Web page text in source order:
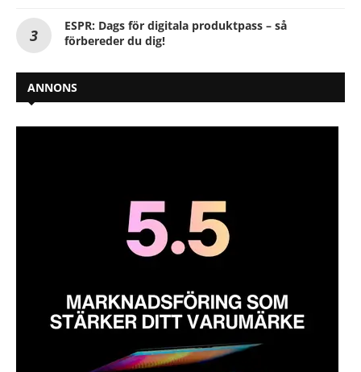
ESPR: Dags för digitala produktpass – så
förbereder du dig!
ANNONS